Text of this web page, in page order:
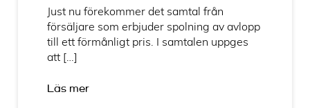
Just nu förekommer det samtal från
försäljare som erbjuder spolning av avlopp
till ett förmånligt pris. I samtalen uppges
att […]
Läs mer